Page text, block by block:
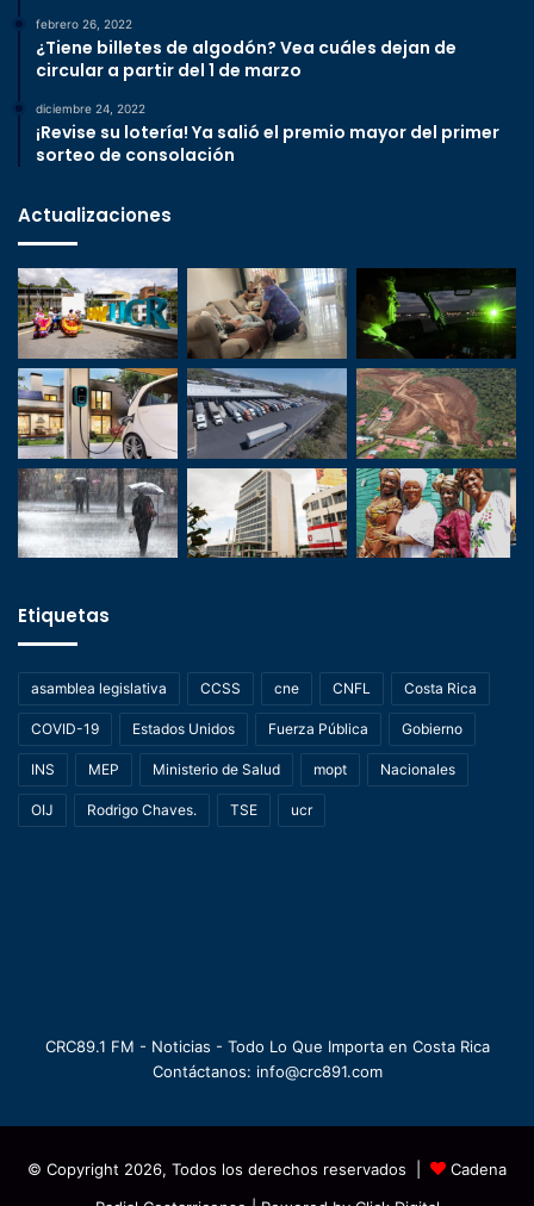
febrero 26, 2022
¿Tiene billetes de algodón? Vea cuáles dejan de
circular a partir del 1 de marzo
diciembre 24, 2022
¡Revise su lotería! Ya salió el premio mayor del primer
sorteo de consolación
Actualizaciones
Etiquetas
asamblea legislativa CCSS cne CNFL Costa Rica
COVID-19 Estados Unidos Fuerza Pública Gobierno
INS MEP Ministerio de Salud mopt Nacionales
OIJ Rodrigo Chaves. TSE ucr
CRC89.1 FM - Noticias - Todo Lo Que Importa en Costa Rica
Contáctanos: info@crc891.com
© Copyright 2026, Todos los derechos reservados |
Cadena